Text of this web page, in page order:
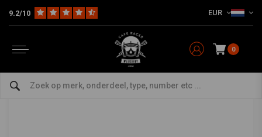
9.2/10 EUR
0
Motoren Te Koop
1983 ZR400A Caferacer